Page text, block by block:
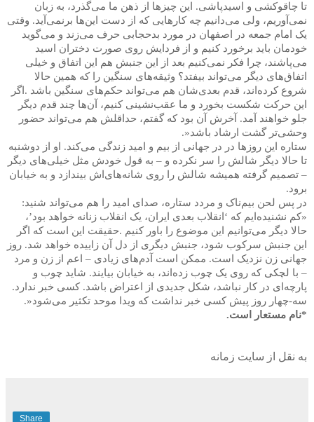
تا چاقوکشی و اسیدپاشی. این چیزها از ذهن ما می‌گذرد، به زبان
نمی‌آوریم، ولی می‌دانیم چه کارهایی که از دست این‌ها برنمی‌آید. وقتی
یک امام جمعه در اصفهان در مورد بدحجابی حرف می‌زند و می‌گوید
خودمان باید برخورد کنیم و از فردایش روی صورت دختران اسید
می‌پاشند، چرا فکر نمی‌کنیم بعد از این جنبش هم این اتفاق و خیلی
اتفاق‌های دیگر می‌تواند بیفتد؟ وثیقه‌های سنگین را که همین حالا
شروع کرده‌اند، قدم بعدی‌شان هم می‌تواند حکم‌های سنگین باشد . اگر
این حرکت شکست بخورد و ما عقب‌نشینی کنیم، آن‌ها چند قدم دیگر
جلو خواهند آمد. آخرش آن بود که گفتم، حداقلش هم می‌تواند حضور
وحشی‌تر گشت‌ ارشاد باشد.»
ستاره این روزها در در جهانی از بیم و امید زندگی می‌کند. او از دوشنبه
تا حالا دیگر شالش را سر نکرده و – به قول خودش مثل خیلی‌های دیگر
– تصمیم گرفته‌ همیشه شالش را روی شانه‌های‌‌اش بیندازد و به خیابان
برود.
در پس لحن بیم‌ناک و مردد ستاره، صدای امید را هم می‌تواند شنید:
«کم نشنیده‌ایم که ‘انقلاب بعدی ایران، یک انقلاب زنانه خواهد بود’،
حالا دیگر می‌توانیم این موضوع را باور کنیم .حقیقت این است که اگر
این جنبش سرکوب شود، جنبش دیگری از دل آن زاییده خواهد شد. روز
جهانی زن نزدیک است. ممکن است آدم‌های زیادی – اعم از زن و مرد
– با لچکی که روی یک چوب زده‌اند، به خیابان بیایند. شاید چوب و
پارچه‌ای در کار نباشد، شکل جدیدی از اعتراض باشد. کسی خبر ندارد.
سه-چهار روز پیش کسی خبر نداشت که ویدا موحد تکثیر می‌شود.»
*نام مستعار است.
به نقل از سایت زمانه
Share